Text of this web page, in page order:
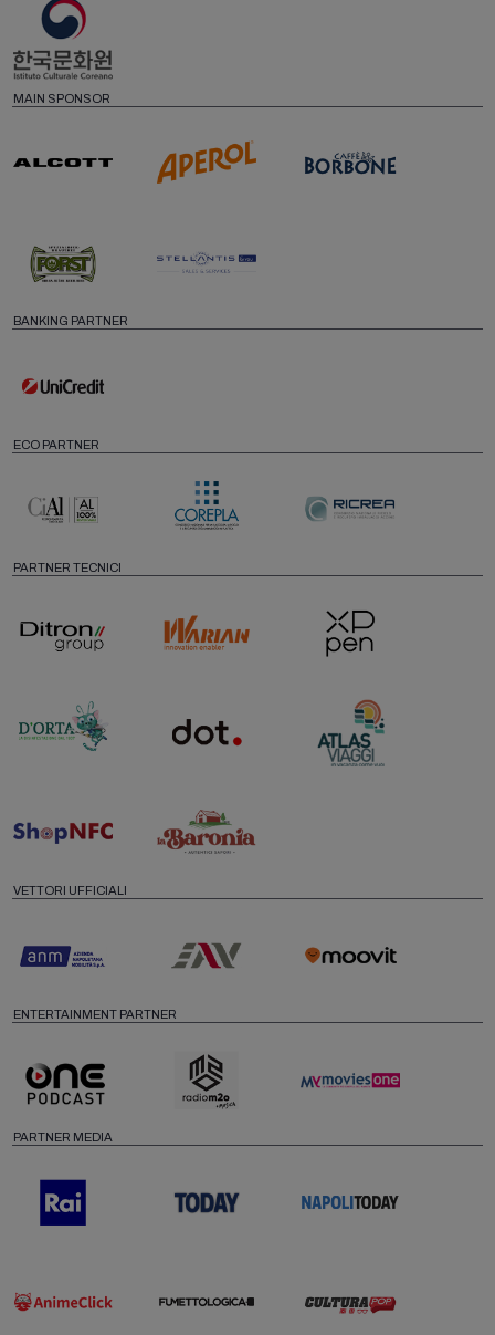
MAIN SPONSOR
BANKING PARTNER
ECO PARTNER
PARTNER TECNICI
VETTORI UFFICIALI
ENTERTAINMENT PARTNER
PARTNER MEDIA